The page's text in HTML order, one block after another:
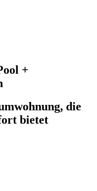
+
die
bietet